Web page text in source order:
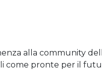
alla community
come pronte per il